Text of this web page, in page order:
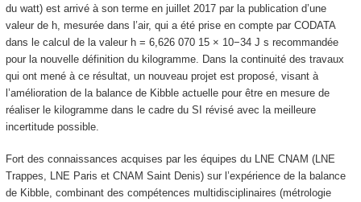
du watt) est arrivé à son terme en juillet 2017 par la publication d’une
valeur de h, mesurée dans l’air, qui a été prise en compte par CODATA
dans le calcul de la valeur h = 6,626 070 15 × 10−34 J s recommandée
pour la nouvelle définition du kilogramme. Dans la continuité des travaux
qui ont mené à ce résultat, un nouveau projet est proposé, visant à
l’amélioration de la balance de Kibble actuelle pour être en mesure de
réaliser le kilogramme dans le cadre du SI révisé avec la meilleure
incertitude possible.
Fort des connaissances acquises par les équipes du LNE CNAM (LNE
Trappes, LNE Paris et CNAM Saint Denis) sur l’expérience de la balance
de Kibble, combinant des compétences multidisciplinaires (métrologie